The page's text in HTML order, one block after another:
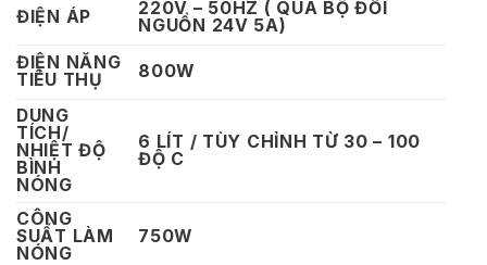
ĐIỆN ÁP
220V – 50HZ ( QUA BỘ ĐỔI
NGUỒN 24V 5A)
ĐIỆN NĂNG
TIÊU THỤ
800W
DUNG
TÍCH/
NHIỆT ĐỘ
BÌNH
NÓNG
6 LÍT / TÙY CHỈNH TỪ 30 – 100
ĐỘ C
CÔNG
SUẤT LÀM
NÓNG
750W